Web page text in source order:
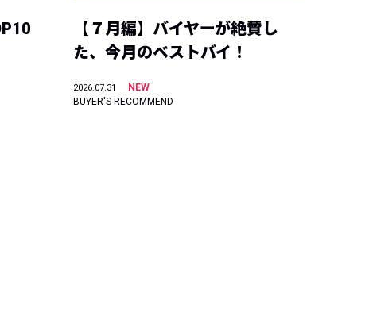
【７月編】バイヤーが絶賛し
た、今月のベストバイ！
2026.07.31
NEW
BUYER'S RECOMMEND